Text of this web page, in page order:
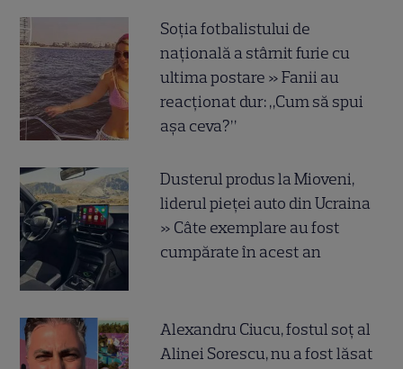
Soția fotbalistului de
națională a stârnit furie cu
ultima postare » Fanii au
reacționat dur: „Cum să spui
așa ceva?”
Dusterul produs la Mioveni,
liderul pieței auto din Ucraina
» Câte exemplare au fost
cumpărate în acest an
Alexandru Ciucu, fostul soț al
Alinei Sorescu, nu a fost lăsat